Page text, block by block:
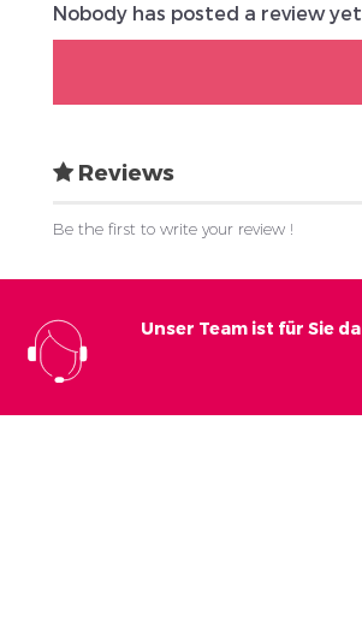
Nobody has posted a review yet
Reviews
Be the first to write your review !
Unser Team ist für Sie da